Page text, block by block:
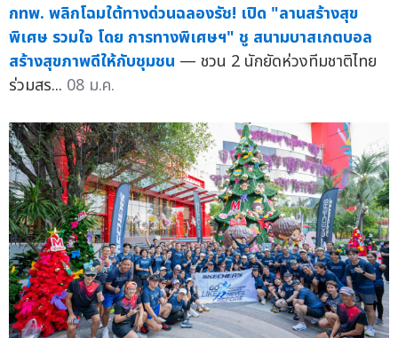
กทพ. พลิกโฉมใต้ทางด่วนฉลองรัช! เปิด "ลานสร้างสุข
พิเศษ รวมใจ โดย การทางพิเศษฯ" ชู สนามบาสเกตบอล
สร้างสุขภาพดีให้กับชุมชน — ชวน 2 นักยัดห่วงทีมชาติไทย
ร่วมสร... 08 ม.ค.